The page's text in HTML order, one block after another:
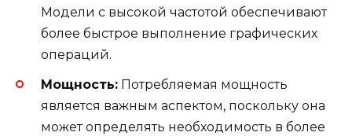
Модели с высокой частотой обеспечивают
более быстрое выполнение графических
операций.
Мощность: Потребляемая мощность
является важным аспектом, поскольку она
может определять необходимость в более